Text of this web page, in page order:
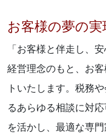
お客様の夢の実
「お客様と伴走し、
経営理念のもと、お
トいたします。税務
るあらゆる相談に対
を活かし、最適な専